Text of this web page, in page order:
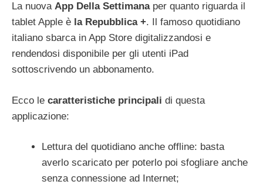
La nuova App Della Settimanaper quanto riguarda il
tablet Apple è la Repubblica +. Il famoso quotidiano
italiano sbarca in App Store digitalizzandosi e
rendendosi disponibile per gli utenti iPad
sottoscrivendo un abbonamento.
Ecco le caratteristiche principali di questa
applicazione:
Lettura del quotidiano anche offline: basta
averlo scaricato per poterlo poi sfogliare anche
senza connessione ad Internet;